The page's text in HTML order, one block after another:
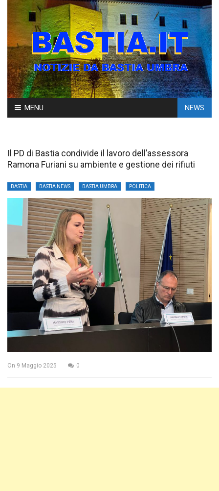
Skip
to
MENU NEWS
Il PD di Bastia condivide il lavoro dell’assessora
Ramona Furiani su ambiente e gestione dei rifiuti
BASTIA BASTIA NEWS BASTIA UMBRA POLITICA
On 9 Maggio 2025 0